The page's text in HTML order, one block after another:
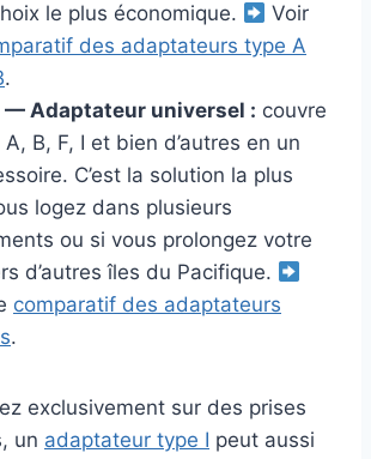
le plus économique.
Voir
des adaptateurs type A
.
— Adaptateur universel : couvre
B, F, I et bien d’autres en un
C’est la solution la plus
logez dans plusieurs
ou si vous prolongez votre
d’autres îles du Pacifique.
comparatif des adaptateurs
.
exclusivement sur des prises
un adaptateur type I peut aussi